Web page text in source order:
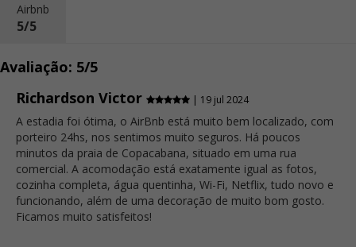
Airbnb
5/5
Avaliação: 5/5
Richardson Victor
| 19 jul 2024
A estadia foi ótima, o AirBnb está muito bem localizado, com
porteiro 24hs, nos sentimos muito seguros. Há poucos
minutos da praia de Copacabana, situado em uma rua
comercial. A acomodação está exatamente igual as fotos,
cozinha completa, água quentinha, Wi-Fi, Netflix, tudo novo e
funcionando, além de uma decoração de muito bom gosto.
Ficamos muito satisfeitos!